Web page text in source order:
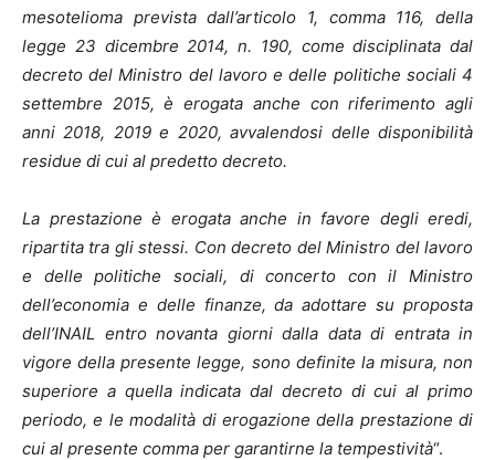
mesotelioma prevista dall’articolo 1, comma 116, della
legge 23 dicembre 2014, n. 190, come disciplinata dal
decreto del Ministro del lavoro e delle politiche sociali 4
settembre 2015, è erogata anche con riferimento agli
anni 2018, 2019 e 2020, avvalendosi delle disponibilità
residue di cui al predetto decreto.
La prestazione è erogata anche in favore degli eredi,
ripartita tra gli stessi. Con decreto del Ministro del lavoro
e delle politiche sociali, di concerto con il Ministro
dell’economia e delle finanze, da adottare su proposta
dell’INAIL entro novanta giorni dalla data di entrata in
vigore della presente legge, sono definite la misura, non
superiore a quella indicata dal decreto di cui al primo
periodo, e le modalità di erogazione della prestazione di
cui al presente comma per garantirne la tempestività“.